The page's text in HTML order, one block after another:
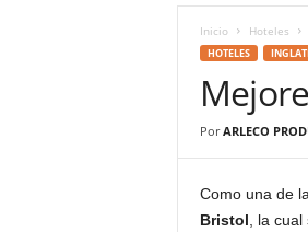
Inicio Hoteles
HOTELES
Por ARLECO
Como una de
Bristol , la